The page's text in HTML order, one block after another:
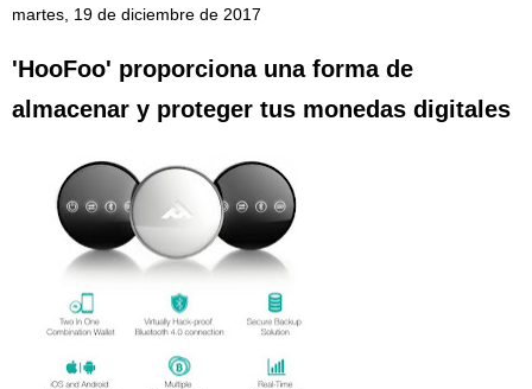
martes, 19 de diciembre de 2017
'HooFoo' proporciona una forma de
almacenar y proteger tus monedas digitales